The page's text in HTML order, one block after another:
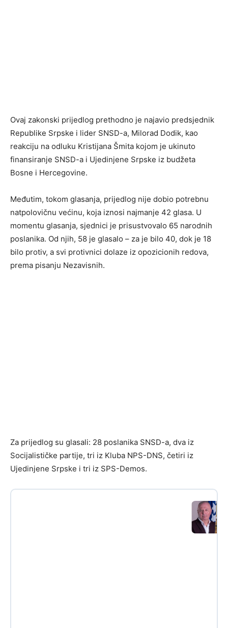
Ovaj zakonski prijedlog prethodno je najavio predsjednik
Republike Srpske i lider SNSD-a, Milorad Dodik, kao
reakciju na odluku Kristijana Šmita kojom je ukinuto
finansiranje SNSD-a i Ujedinjene Srpske iz budžeta
Bosne i Hercegovine.
Međutim, tokom glasanja, prijedlog nije dobio potrebnu
natpolovičnu većinu, koja iznosi najmanje 42 glasa. U
momentu glasanja, sjednici je prisustvovalo 65 narodnih
poslanika. Od njih, 58 je glasalo – za je bilo 40, dok je 18
bilo protiv, a svi protivnici dolaze iz opozicionih redova,
prema pisanju Nezavisnih.
Za prijedlog su glasali: 28 poslanika SNSD-a, dva iz
Socijalističke partije, tri iz Kluba NPS-DNS, četiri iz
Ujedinjene Srpske i tri iz SPS-Demos.